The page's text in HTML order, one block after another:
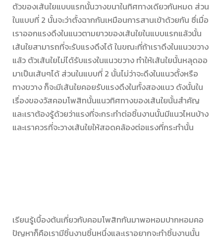
ตัวของเส้นใยแบบแรกนั้นวางขนาในทิศทางเดียวกันหมด ส่วน
ในแบบที่ 2 นั้นจะว่าตั้งฉากกันเหมือนการสานเข้าด้วยกัน ซึ่เมื่อ
เราออกแรงดึงในแนวตามยาวของเส้นใยในแบบแรกแล้วนั้น
เส้นใยสามารถที่จะรับแรงดึงได้ ในขณะที่ถ้าเราดึงในแนวขวาง
แล้ว ตัวเส้นใยไม่ได้รับแรงในแนวขวาง ทำให้เส้นใยนั้นหลุดออ
มาเป็นเส้นๆได้ ส่วนในแบบที่ 2 นั้นไม่ว่าจะดึงในแนวตั้งหรือ
ทางขวาง ก็จะมีเส้นใยคอยรับแรงดึงในทั้งสองแนว ดังนั้นใน
เรื่องของวัสคอมโพสิทนั้นแนวทิศทางของเส้นใยนั้นสำคัญ
และเราต้องรู้ด้วยว่าแรงที่จะกระทำต่อชิ้นงานนั้นมีแนวไหนบ้าง
และเราควรที่จะวางเส้นใยให้สอดคล้องต่อแรงที่กระทำนั้น
เรียนรู้เบื้องต้นเกี่ยวกับคอมโพสิทกันมาพอหอมปากหอมคอ
ปัญหาก็คือเรามีชิ้นงานชิ้นหนึ่งและเราอยากจะทำชิ้นงานนั้น